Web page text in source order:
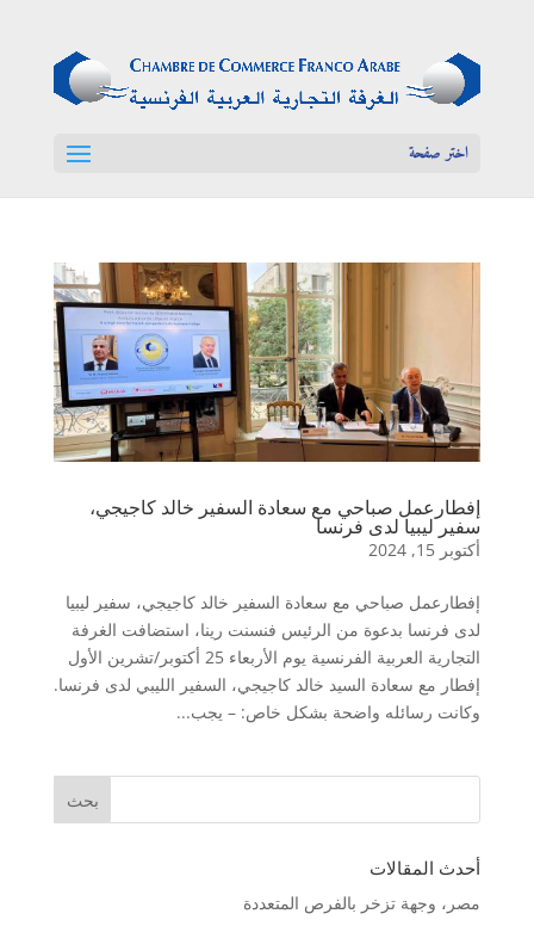
اختر صفحة
إفطارعمل صباحي مع سعادة السفير خالد كاجيجي،
سفير ليبيا لدى فرنسا
أكتوبر 15, 2024
إفطارعمل صباحي مع سعادة السفير خالد كاجيجي، سفير ليبيا
لدى فرنسا بدعوة من الرئيس فنسنت رينا، استضافت الغرفة
التجارية العربية الفرنسية يوم الأربعاء 25 أكتوبر/تشرين الأول
إفطار مع سعادة السيد خالد كاجيجي، السفير الليبي لدى فرنسا.
وكانت رسائله واضحة بشكل خاص: – يجب...
أحدث المقالات
مصر، وجهة تزخر بالفرص المتعددة